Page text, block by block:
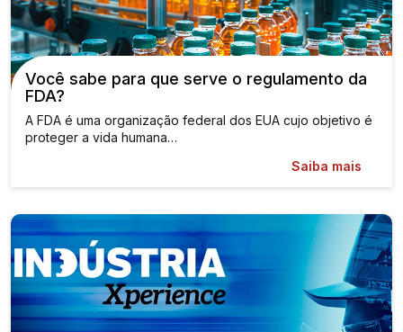
Você sabe para que serve o regulamento da
FDA?
A FDA é uma organização federal dos EUA cujo objetivo é
proteger a vida humana…
Saiba mais